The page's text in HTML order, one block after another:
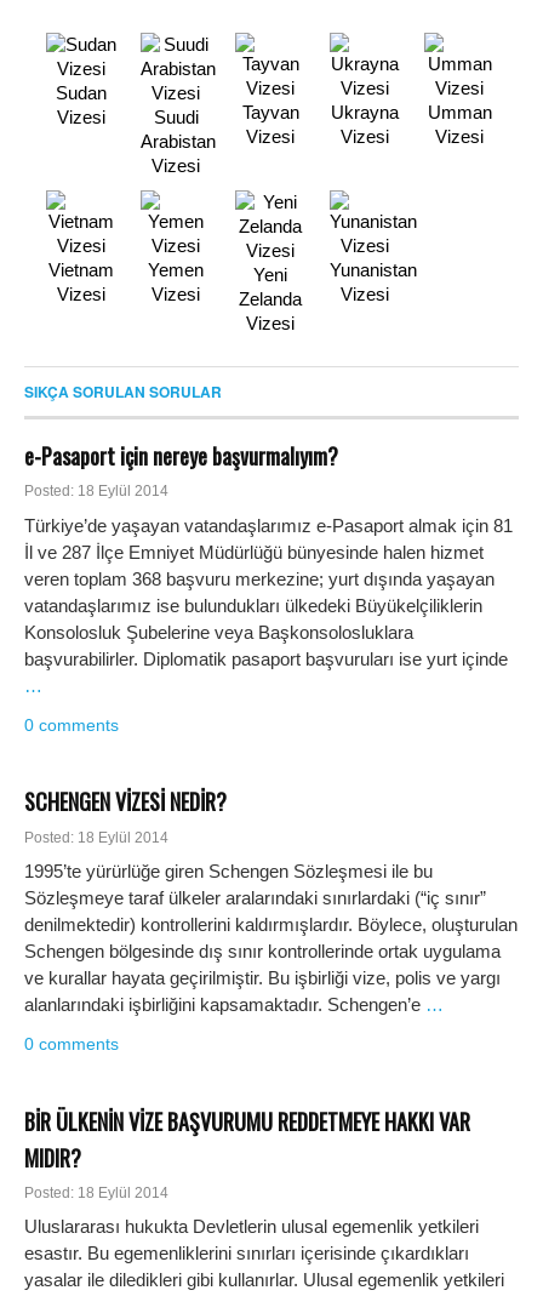
Sudan
Vizesi
Suudi
Arabistan
Vizesi
Tayvan
Vizesi
Ukrayna
Vizesi
Umman
Vizesi
Vietnam
Vizesi
Yemen
Vizesi
Yeni
Zelanda
Vizesi
Yunanistan
Vizesi
SIKÇA SORULAN SORULAR
e-Pasaport için nereye başvurmalıyım?
Posted: 18 Eylül 2014
Türkiye’de yaşayan vatandaşlarımız e-Pasaport almak için 81
İl ve 287 İlçe Emniyet Müdürlüğü bünyesinde halen hizmet
veren toplam 368 başvuru merkezine; yurt dışında yaşayan
vatandaşlarımız ise bulundukları ülkedeki Büyükelçiliklerin
Konsolosluk Şubelerine veya Başkonsolosluklara
başvurabilirler. Diplomatik pasaport başvuruları ise yurt içinde
…
0 comments
SCHENGEN VİZESİ NEDİR?
Posted: 18 Eylül 2014
1995’te yürürlüğe giren Schengen Sözleşmesi ile bu
Sözleşmeye taraf ülkeler aralarındaki sınırlardaki (“iç sınır”
denilmektedir) kontrollerini kaldırmışlardır. Böylece, oluşturulan
Schengen bölgesinde dış sınır kontrollerinde ortak uygulama
ve kurallar hayata geçirilmiştir. Bu işbirliği vize, polis ve yargı
alanlarındaki işbirliğini kapsamaktadır. Schengen’e …
0 comments
BİR ÜLKENİN VİZE BAŞVURUMU REDDETMEYE HAKKI VAR
MIDIR?
Posted: 18 Eylül 2014
Uluslararası hukukta Devletlerin ulusal egemenlik yetkileri
esastır. Bu egemenliklerini sınırları içerisinde çıkardıkları
yasalar ile diledikleri gibi kullanırlar. Ulusal egemenlik yetkileri